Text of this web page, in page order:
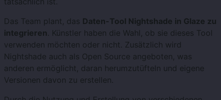
Das Team plant, das Daten-Tool Nightshade in Glaze zu
integrieren. Künstler haben die Wahl, ob sie dieses Tool
verwenden möchten oder nicht. Zusätzlich wird
Nightshade auch als Open Source angeboten, was
anderen ermöglicht, daran herumzutüfteln und eigene
Versionen davon zu erstellen.